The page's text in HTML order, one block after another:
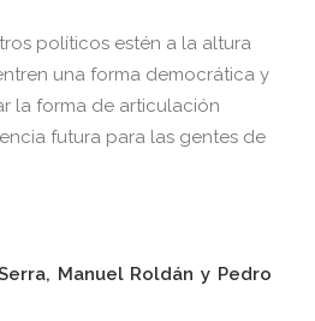
políticos estén a la altura
una forma democrática y
la forma de articulación
futura para las gentes de
Manuel Roldán y Pedro